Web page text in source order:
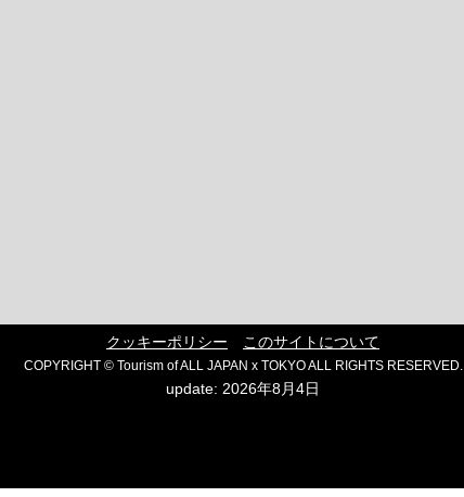
クッキーポリシー このサイトについて
COPYRIGHT © Tourism of ALL JAPAN x TOKYO ALL RIGHTS RESERVED.
update: 2026年8月4日